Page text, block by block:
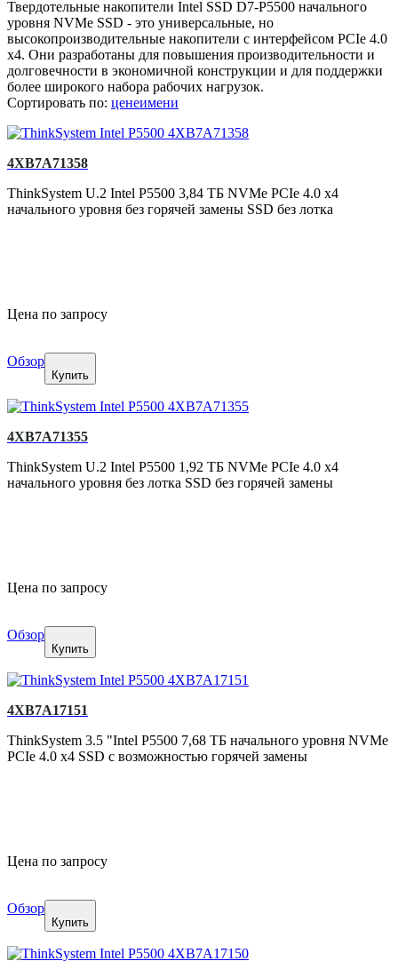
Твердотельные накопители Intel SSD D7-P5500 начального
уровня NVMe SSD - это универсальные, но
высокопроизводительные накопители с интерфейсом PCIe 4.0
x4. Они разработаны для повышения производительности и
долговечности в экономичной конструкции и для поддержки
более широкого набора рабочих нагрузок.
Сортировать по: ценеимени
4XB7A71358
ThinkSystem U.2 Intel P5500 3,84 ТБ NVMe PCIe 4.0 x4
начального уровня без горячей замены SSD без лотка
Цена по запросу
Обзор
Купить
4XB7A71355
ThinkSystem U.2 Intel P5500 1,92 ТБ NVMe PCIe 4.0 x4
начального уровня без лотка SSD без горячей замены
Цена по запросу
Обзор
Купить
4XB7A17151
ThinkSystem 3.5 "Intel P5500 7,68 ТБ начального уровня NVMe
PCIe 4.0 x4 SSD с возможностью горячей замены
Цена по запросу
Обзор
Купить